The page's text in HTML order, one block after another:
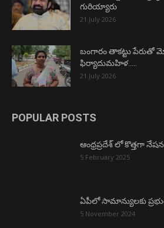
గురియ్యారు
21 July 2026
బంగారం తాకట్టు పేరుతో
ఫిర్యాదుమహిళ…..
21 July 2026
POPULAR POSTS
ఆంధ్రప్రదేశ్ లో కొత్తగా
5 February 2025
ఏపీలో సామాన్యులకు
5 November 2024